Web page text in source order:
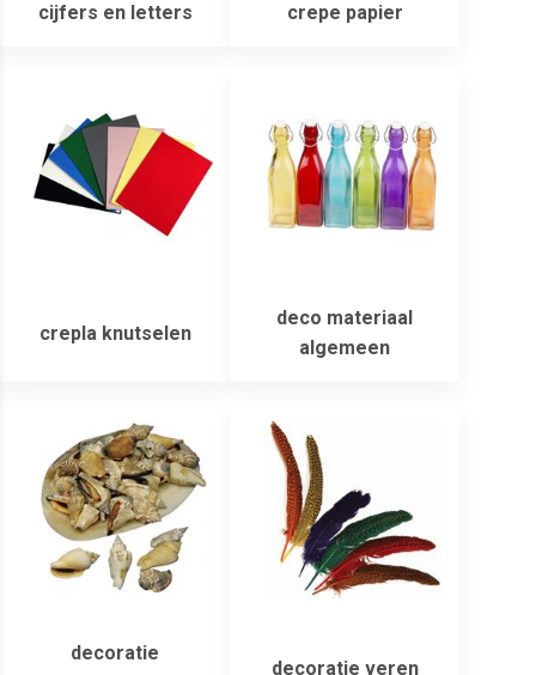
cijfers en letters crepe papier
crepla knutselen
deco materiaal
algemeen
decoratie
decoratie veren